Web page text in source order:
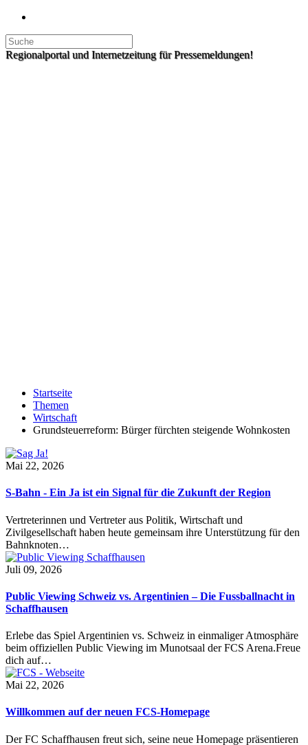
Regionalportal und Internetzeitung für Pressemeldungen!
Startseite
Themen
Wirtschaft
Grundsteuerreform: Bürger fürchten steigende Wohnkosten
Mai 22, 2026
S-Bahn - Ein Ja ist ein Signal für die Zukunft der Region
Vertreterinnen und Vertreter aus Politik, Wirtschaft und
Zivilgesellschaft haben heute gemeinsam ihre Unterstützung für den
Bahnknoten…
Juli 09, 2026
Public Viewing Schweiz vs. Argentinien – Die Fussballnacht in
Schaffhausen
Erlebe das Spiel Argentinien vs. Schweiz in einmaliger Atmosphäre
beim offiziellen Public Viewing im Munotsaal der FCS Arena.Freue
dich auf…
Mai 22, 2026
Willkommen auf der neuen FCS-Homepage
Der FC Schaffhausen freut sich, seine neue Homepage präsentieren